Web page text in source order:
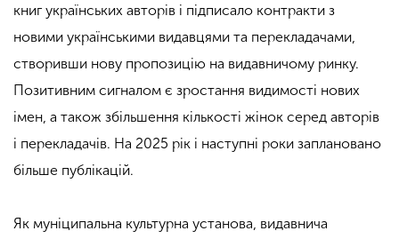
книг українських авторів і підписало контракти з
новими українськими видавцями та перекладачами,
створивши нову пропозицію на видавничому ринку.
Позитивним сигналом є зростання видимості нових
імен, а також збільшення кількості жінок серед авторів
і перекладачів. На 2025 рік і наступні роки заплановано
більше публікацій.
Як муніципальна культурна установа, видавнича